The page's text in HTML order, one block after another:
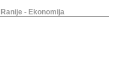
Ranije - Ekonomija